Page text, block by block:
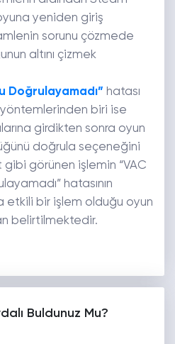
yeniden giriş
sorunu çözmede
altını çizmek
Doğrulayamadı” hatası
biri ise
girdikten sonra oyun
doğrula seçeneğini
gibi görünen işlemin “VAC
hatasının
etkili bir işlem olduğu oyun
belirtilmektedir.
Buldunuz Mu?